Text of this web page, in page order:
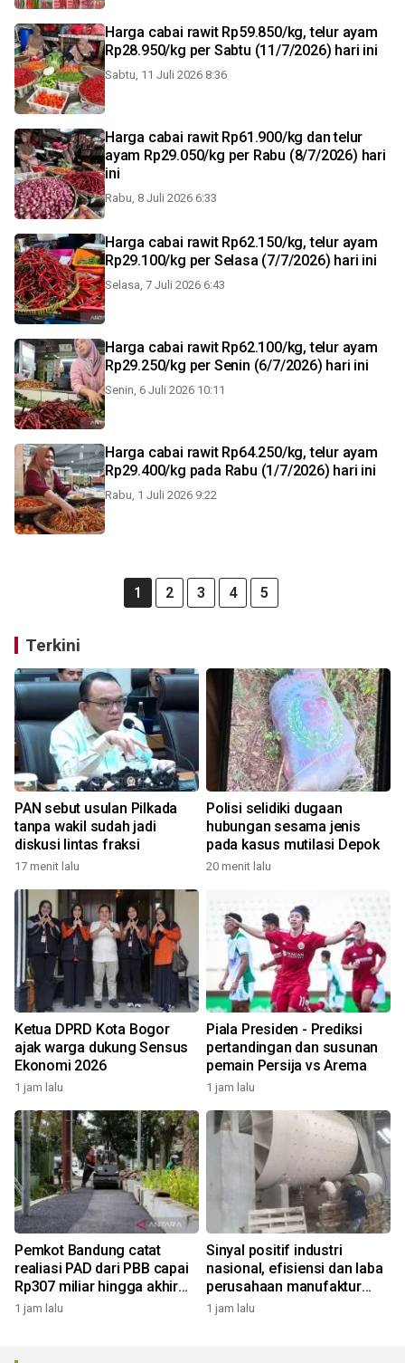
Harga cabai rawit Rp59.850/kg, telur ayam
Rp28.950/kg per Sabtu (11/7/2026) hari ini
Sabtu, 11 Juli 2026 8:36
Harga cabai rawit Rp61.900/kg dan telur
ayam Rp29.050/kg per Rabu (8/7/2026) hari
ini
Rabu, 8 Juli 2026 6:33
Harga cabai rawit Rp62.150/kg, telur ayam
Rp29.100/kg per Selasa (7/7/2026) hari ini
Selasa, 7 Juli 2026 6:43
Harga cabai rawit Rp62.100/kg, telur ayam
Rp29.250/kg per Senin (6/7/2026) hari ini
Senin, 6 Juli 2026 10:11
Harga cabai rawit Rp64.250/kg, telur ayam
Rp29.400/kg pada Rabu (1/7/2026) hari ini
Rabu, 1 Juli 2026 9:22
1 2 3 4 5
Terkini
PAN sebut usulan Pilkada
tanpa wakil sudah jadi
diskusi lintas fraksi
17 menit lalu
Polisi selidiki dugaan
hubungan sesama jenis
pada kasus mutilasi Depok
20 menit lalu
Ketua DPRD Kota Bogor
ajak warga dukung Sensus
Ekonomi 2026
1 jam lalu
Piala Presiden - Prediksi
pertandingan dan susunan
pemain Persija vs Arema
1 jam lalu
Pemkot Bandung catat
realiasi PAD dari PBB capai
Rp307 miliar hingga akhir
Juli 2026
1 jam lalu
Sinyal positif industri
nasional, efisiensi dan laba
perusahaan manufaktur
kian menguat
1 jam lalu